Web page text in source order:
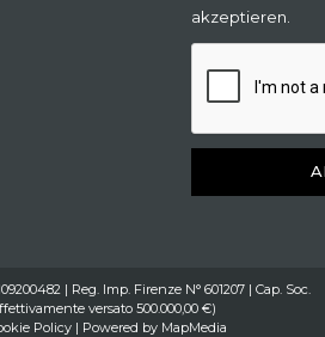
akzeptieren.
| Reg. Imp. Firenze N° 601207 | Cap. Soc.
versato 500.000,00 €)
Policy| Powered by MapMedia